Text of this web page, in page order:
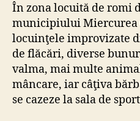
În zona locuită de romi
municipiului Miercurea
locuinţele improvizate
de flăcări, diverse
valma, mai multe
mâncare, iar câţiva
se cazeze la sala de